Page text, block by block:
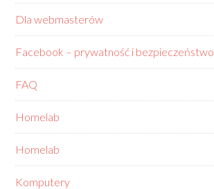
Dla webmasterów
Facebook – prywatność i bezpieczeństwo
FAQ
Homelab
Homelab
Komputery